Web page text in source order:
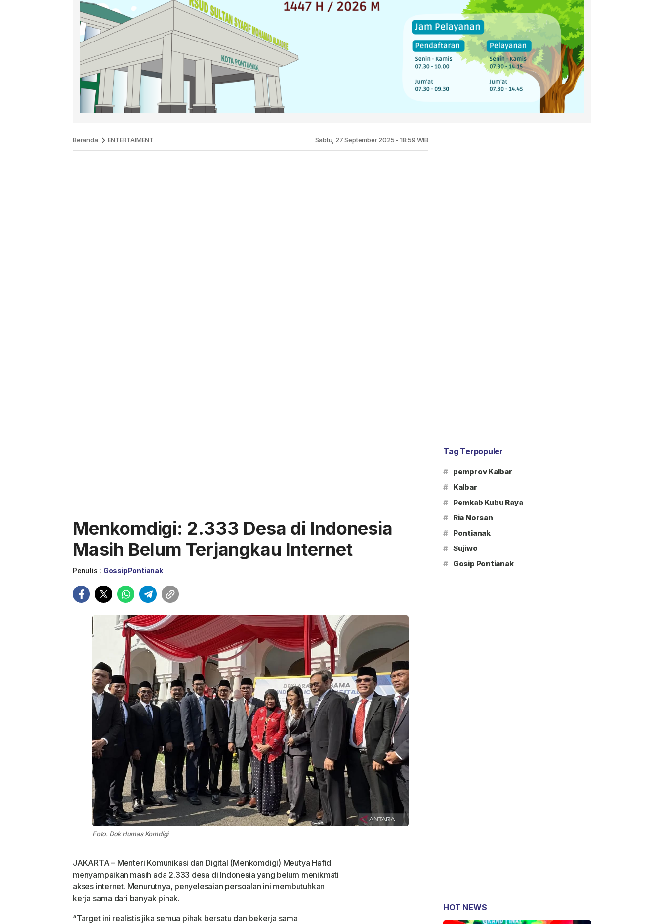
Beranda ENTERTAIMENT Sabtu, 27 September 2025 - 18:59 WIB
Menkomdigi: 2.333 Desa di Indonesia
Masih Belum Terjangkau Internet
Penulis : GossipPontianak
Foto. Dok Humas Komdigi
JAKARTA – Menteri Komunikasi dan Digital (Menkomdigi) Meutya Hafid
menyampaikan masih ada 2.333 desa di Indonesia yang belum menikmati
akses internet. Menurutnya, penyelesaian persoalan ini membutuhkan
kerja sama dari banyak pihak.
“Target ini realistis jika semua pihak bersatu dan bekerja sama
Tag Terpopuler
# pemprov Kalbar
# Kalbar
# Pemkab Kubu Raya
# Ria Norsan
# Pontianak
# Sujiwo
# Gosip Pontianak
HOT NEWS